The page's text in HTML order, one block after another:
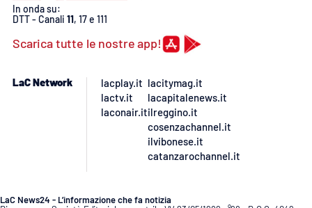
In onda su:
DTT - Canali 11, 17 e 111
Scarica tutte le nostre app!
LaC Network
lacplay.it
lactv.it
laconair.it
lacitymag.it
lacapitalenews.it
ilreggino.it
cosenzachannel.it
ilvibonese.it
catanzarochannel.it
LaC News24 - L’informazione che fa notizia